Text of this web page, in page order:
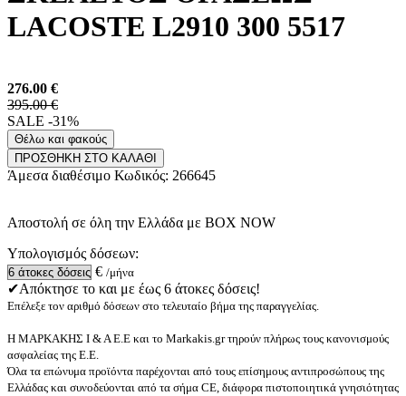
LACOSTE L2910 300 5517
276.00 €
395.00 €
SALE -31%
Θέλω και φακούς
ΠΡΟΣΘΗΚΗ ΣΤΟ ΚΑΛΑΘΙ
Άμεσα διαθέσιμο Κωδικός: 266645
Αποστολή σε όλη την Ελλάδα με BOX NOW
Υπολογισμός δόσεων:
€ /μήνα
✔Απόκτησε το και με έως 6 άτοκες δόσεις!
Επέλεξε τον αριθμό δόσεων στο τελευταίο βήμα της παραγγελίας.
Η ΜΑΡΚΑΚΗΣ Ι & Α Ε.Ε και το Markakis.gr τηρούν πλήρως τους κανονισμούς
ασφαλείας της Ε.Ε.
Όλα τα επώνυμα προϊόντα παρέχονται από τους επίσημους αντιπροσώπους της
Ελλάδας και συνοδεύονται από τα σήμα CE, διάφορα πιστοποιητικά γνησιότητας